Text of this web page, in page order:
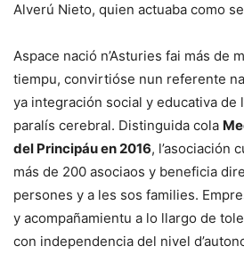
Alverú Nieto, quien actuaba como
Aspace nació n’Asturies fai más de
tiempu, convirtióse nun referente
ya integración social y educativa de
paralís cerebral. Distinguida cola
del Principáu en 2016, l’asociación
más de 200 asociaos y beneficia
persones y a les sos families.
y acompañamientu a lo llargo de
con independencia del nivel